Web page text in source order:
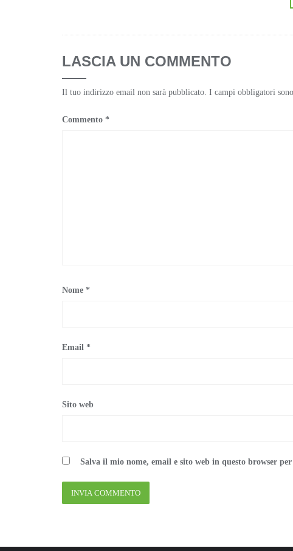
LASCIA UN COMMENTO
Il tuo indirizzo email non sarà pubblicato. I campi obbligatori
Commento *
Nome *
Email *
Sito web
Salva il mio nome, email e sito web in questo browser